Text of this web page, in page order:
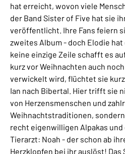
hat erreicht, wovon viele
der Band Sister of Five hat sie
veröffentlicht. Ihre Fans feiern
zweites Album - doch Elodie
keine einzige Zeile schafft es
kurz vor Weihnachten auch
verwickelt wird, flüchtet sie
Ian nach Bibertal. Hier trifft sie
von Herzensmenschen und
Weihnachtstraditionen,
recht eigenwilligen Alpakas
Tierarzt: Noah - der schon ab
Herzklopfen bei ihr auslöst! Das